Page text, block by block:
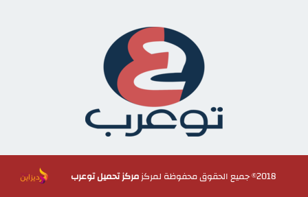
2018© جميع الحقوق محفوظة لمركز مركز تحميل توعرب